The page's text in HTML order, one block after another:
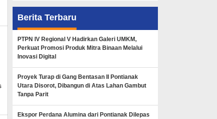
Berita Terbaru
PTPN IV Regional V Hadirkan Galeri UMKM,
Perkuat Promosi Produk Mitra Binaan Melalui
Inovasi Digital
Proyek Turap di Gang Bentasan II Pontianak
Utara Disorot, Dibangun di Atas Lahan Gambut
Tanpa Parit
Ekspor Perdana Alumina dari Pontianak Dilepas